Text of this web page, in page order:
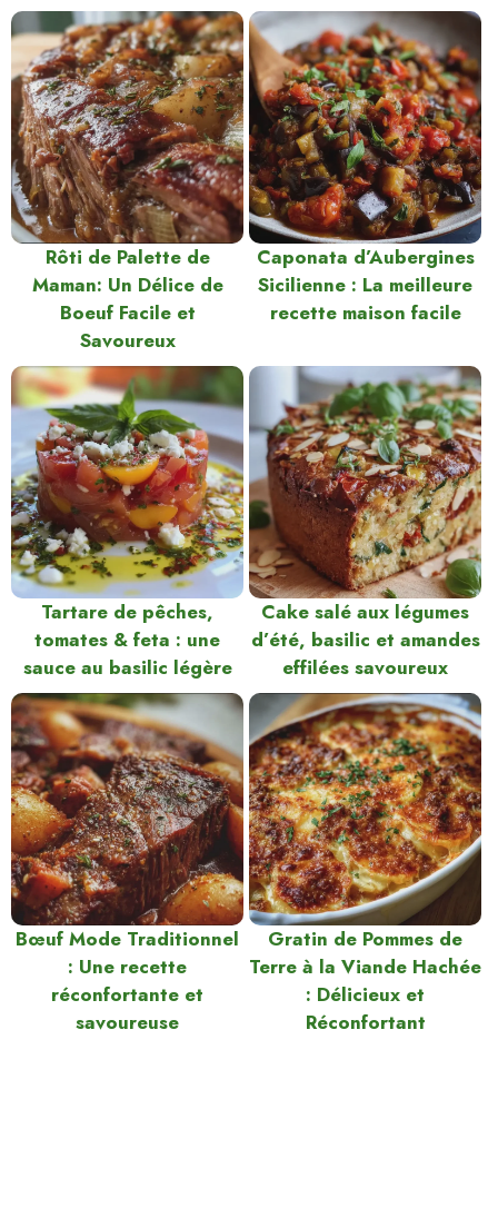
Rôti de Palette de
Maman: Un Délice de
Boeuf Facile et
Savoureux
Caponata d’Aubergines
Sicilienne : La meilleure
recette maison facile
Tartare de pêches,
tomates & feta : une
sauce au basilic légère
Cake salé aux légumes
d’été, basilic et amandes
effilées savoureux
Bœuf Mode Traditionnel
: Une recette
réconfortante et
savoureuse
Gratin de Pommes de
Terre à la Viande Hachée
: Délicieux et
Réconfortant